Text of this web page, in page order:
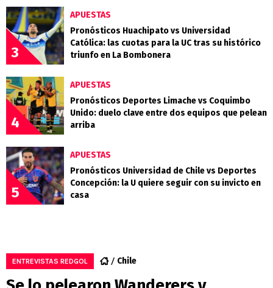
3
APUESTAS
Pronósticos Huachipato vs Universidad
Católica: las cuotas para la UC tras su histórico
triunfo en La Bombonera
4
APUESTAS
Pronósticos Deportes Limache vs Coquimbo
Unido: duelo clave entre dos equipos que pelean
arriba
5
APUESTAS
Pronósticos Universidad de Chile vs Deportes
Concepción: la U quiere seguir con su invicto en
casa
ENTREVISTAS REDGOL Chile